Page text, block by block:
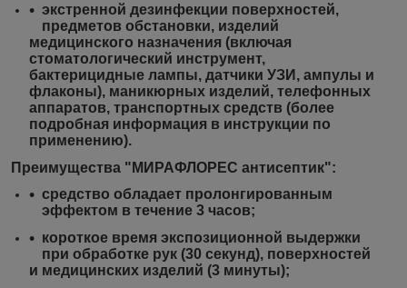
экстренной дезинфекции поверхностей,
предметов обстановки, изделий
медицинского назначения (включая
стоматологический инструмент,
бактерицидные лампы, датчики УЗИ, ампулы и
флаконы), маникюрных изделий, телефонных
аппаратов, транспортных средств (более
подробная информация в инструкции по
применению).
Преимущества "МИРАФЛОРЕС антисептик":
средство обладает пролонгированным
эффектом в течение 3 часов;
короткое время экспозиционной выдержки
при обработке рук (30 секунд), поверхностей
и медицинских изделий (3 минуты);